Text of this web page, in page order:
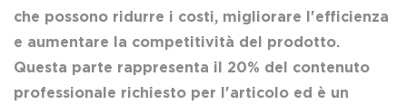
che possono ridurre i costi, migliorare l'efficienza
e aumentare la competitività del prodotto.
Questa parte rappresenta il 20% del contenuto
professionale richiesto per l'articolo ed è un